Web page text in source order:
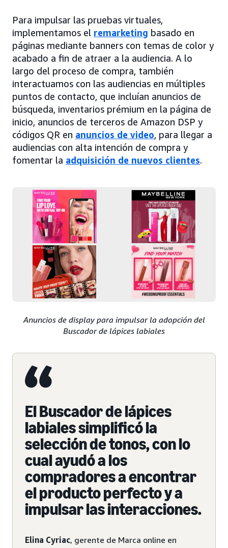
Para impulsar las pruebas virtuales,
implementamos el remarketing basado en
páginas mediante banners con temas de color y
acabado a fin de atraer a la audiencia. A lo
largo del proceso de compra, también
interactuamos con las audiencias en múltiples
puntos de contacto, que incluían anuncios de
búsqueda, inventarios prémium en la página de
inicio, anuncios de terceros de Amazon DSP y
códigos QR en anuncios de video, para llegar a
audiencias con alta intención de compra y
fomentar la adquisición de nuevos clientes.
Anuncios de display para impulsar la adopción del
Buscador de lápices labiales
El Buscador de lápices
labiales simplificó la
selección de tonos, con lo
cual ayudó a los
compradores a encontrar
el producto perfecto y a
impulsar las interacciones.
Elina Cyriac, gerente de Marca online en